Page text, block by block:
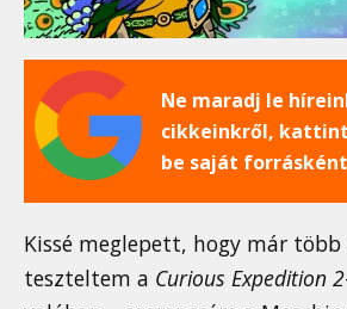
Ne maradj le
cikkeinkről,
be saját
Kissé meglepett, hogy már
teszteltem a Curious Expedition 2